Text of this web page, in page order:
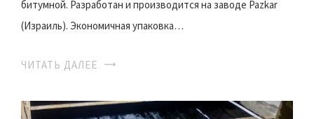
битумной. Разработан и производится на заводе Pazkar
(Израиль). Экономичная упаковка…
ЧИТАТЬ ДАЛЕЕ